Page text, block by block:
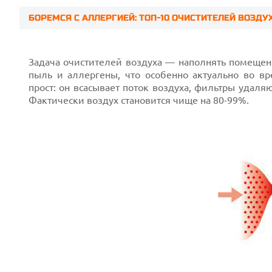
БОРЕМСЯ С АЛЛЕРГИЕЙ: ТОП-10 ОЧИСТИТЕЛЕЙ
Задача очистителей воздуха — наполнять
пыль и аллергены, что особенно актуально во
прост: он всасывает поток воздуха, фильтры
Фактически воздух становится чище на 80-99%.
Prev